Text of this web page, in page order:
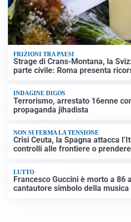
FRIZIONI TRA PAESI
Strage di Crans-Montana, la
parte civile: Roma presenta
INDAGINE DIGOS
Terrorismo, arrestato 16enne
propaganda jihadista
NON SI FERMA LA TENSIONE
Crisi Ceuta, la Spagna attacca
controlli alle frontiere o
LUTTO
Francesco Guccini è morto a 86
cantautore simbolo della musica